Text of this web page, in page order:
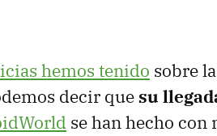
hemos tenido sobre
decir quesu
se han hecho